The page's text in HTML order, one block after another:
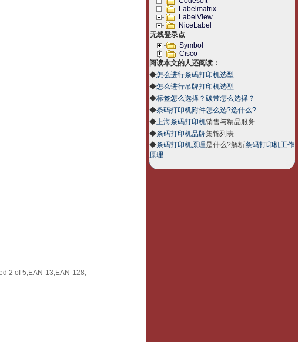
Labelmatrix
LabelView
NiceLabel
无线登录点
Symbol
Cisco
阅读本文的人还阅读：
◆怎么进行条码打印机选型
◆怎么进行吊牌打印机选型
◆标签怎么选择？碳带怎么选择？
◆条码打印机附件怎么选?选什么?
◆上海条码打印机销售与精品服务
◆条码打印机品牌集锦列表
◆条码打印机原理是什么?解析条码打印机工作
原理
2 of 5,EAN-13,EAN-128,